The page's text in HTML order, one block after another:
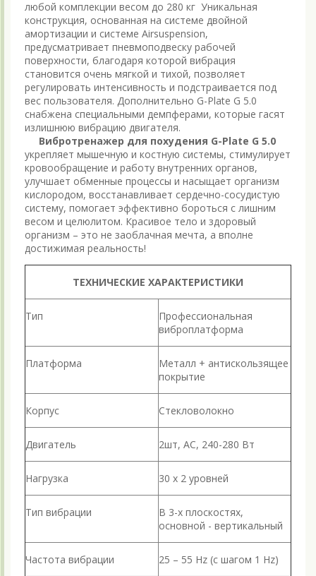
любой комплекции весом до 280 кг Уникальная
конструкция, основанная на системе двойной
амортизации и системе Airsuspension,
предусматривает пневмоподвеску рабочей
поверхности, благодаря которой вибрация
становится очень мягкой и тихой, позволяет
регулировать интенсивность и подстраивается под
вес пользователя. Дополнительно G-Plate G 5.0
снабжена специальными демпферами, которые гасят
излишнюю вибрацию двигателя.
Вибротренажер для похудения G-Plate G 5.0
укрепляет мышечную и костную системы, стимулирует
кровообращение и работу внутренних органов,
улучшает обменные процессы и насыщает организм
кислородом, восстанавливает сердечно-сосудистую
систему, помогает эффективно бороться с лишним
весом и целюлитом. Красивое тело и здоровый
организм – это не заоблачная мечта, а вполне
достижимая реальность!
ТЕХНИЧЕСКИЕ ХАРАКТЕРИСТИКИ
Тип
Профессиональная
виброплатформа
Платформа
Металл + антискользящее
покрытие
Корпус Стекловолокно
Двигатель 2шт, AC, 240-280 Вт
Нагрузка 30 х 2 уровней
Тип вибрации
В 3-х плоскостях,
основной - вертикальный
Частота вибрации 25 – 55 Hz (с шагом 1 Hz)